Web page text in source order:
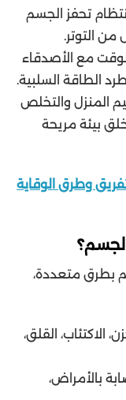
تحفز الجسم
من التوتر.
مع الأصدقاء
الطاقة السلبية.
المنزل والتخلص
بيئة مريحة
وطرق الوقاية
بطرق متعددة،
الاكتئاب، القلق،
بالأمراض،